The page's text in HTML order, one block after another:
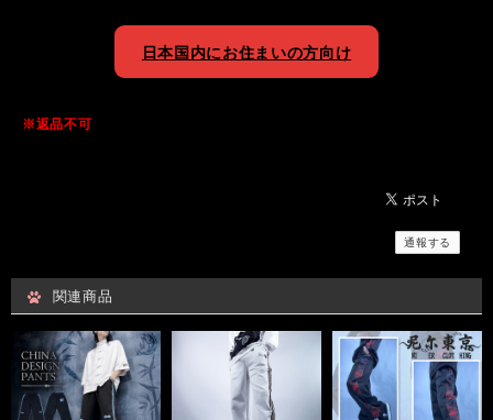
日本国内にお住まいの方向け
※返品不可
通報する
関連商品